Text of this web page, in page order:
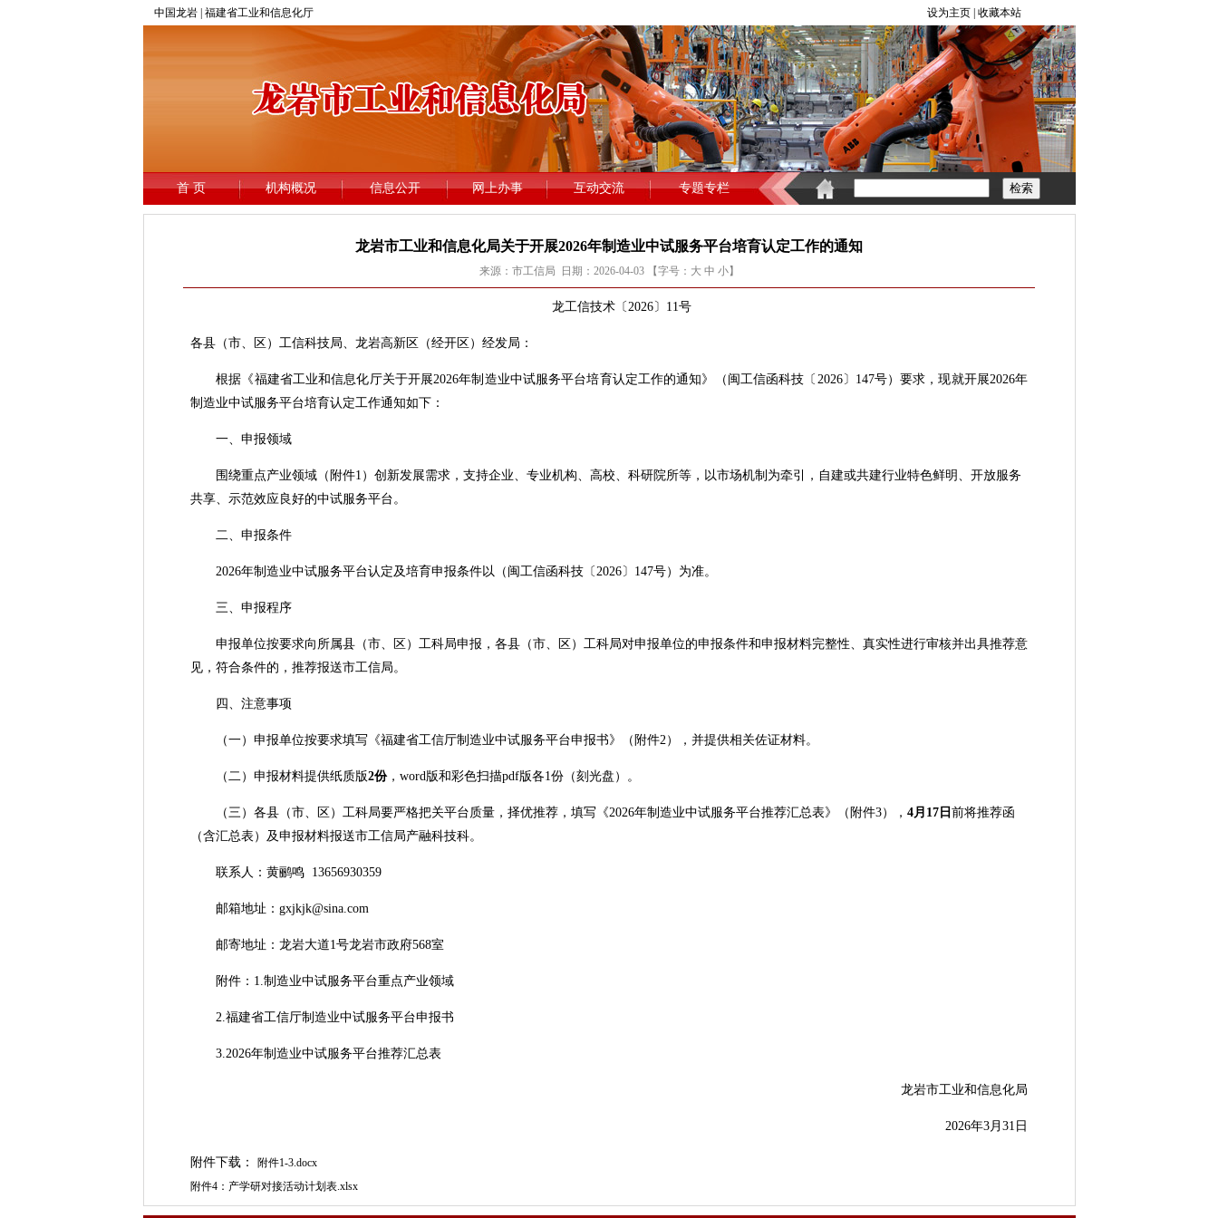
龙岩市工业和信息化局关于开展2026年制造业中试服务平台培育认定工作的通知
来源：市工信局 日期：2026-04-03 【字号： 大 中 小】
龙工信技术〔2026〕11号
各县（市、区）工信科技局、龙岩高新区（经开区）经发局：
根据《福建省工业和信息化厅关于开展2026年制造业中试服务平台培育认定工作的通知》（闽工信函科技〔2026〕147号）要求，现就开展2026年
制造业中试服务平台培育认定工作通知如下：
一、申报领域
围绕重点产业领域（附件1）创新发展需求，支持企业、专业机构、高校、科研院所等，以市场机制为牵引，自建或共建行业特色鲜明、开放服务
共享、示范效应良好的中试服务平台。
二、 申报条件
2026年制造业中试服务平台认定及培育申报条件以（闽工信函科技〔2026〕147号）为准。
三、申报程序
申报单位按要求向所属县（市、区）工科局申报，各县（市、区）工科局对申报单位的申报条件和申报材料完整性、真实性进行审核并出具推荐意
见，符合条件的，推荐报送市工信局。
四、注意事项
（一）申报单位按要求填写《福建省工信厅制造业中试服务平台申报书》（附件2），并提供相关佐证材料。
（二）申报材料提供纸质版2份，word版和彩色扫描pdf版各1份（刻光盘）。
（三）各县（市、区）工科局要严格把关平台质量，择优推荐，填写《2026年制造业中试服务平台推荐汇总表》（附件3）， 4月 17日 前将推荐函
（含汇总表）及申报材料报送市工信局产融科技科。
联系人：黄鹂鸣 13656930359
邮箱地址：gxjkjk@sina.com
邮寄地址：龙岩大道1号龙岩市政府568室
附件：1.制造业中试服务平台重点产业领域
2.福建省工信厅制造业中试服务平台申报书
3.2026年制造业中试服务平台推荐汇总表
龙岩市工业和信息化局
2026年3月31日
附件下载：
附件1-3.docx
附件4：产学研对接活动计划表.xlsx